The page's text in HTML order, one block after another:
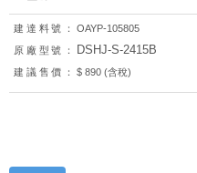
建達料號：
OAYP-105805
原廠型號：
DSHJ-S-2415B
建議售價： $ 890 (含稅)